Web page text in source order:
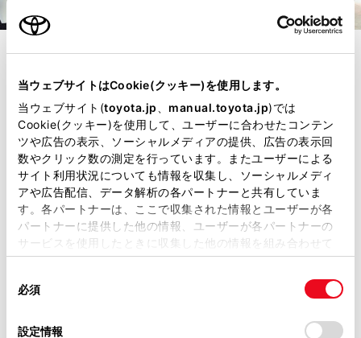
当ウェブサイトはCookie(クッキー)を使用します。
当ウェブサイト(toyota.jp manual.toyota.jp)では
Cookie(クッキー)を使用して、ユーザーに合わせたコンテン
ツや広告の表示、ソーシャルメディアの提供、広告の表示回
数やクリック数の測定を行っています。またユーザーによる
サイト利用状況についても情報を収集し、ソーシャルメディ
アや広告配信、データ解析の各パートナーと共有していま
す。各パートナーは、ここで収集された情報とユーザーが各
パートナーに提供した他の情報、ユーザーが各パートナーの
サービスを使用したときに収集した他の情報を組み合わせて
使用することがあります。当ウェブサイトの使用を続行する
デバイスにすべてのCookie(クッキー)が保存されることに同
必須
設定情報